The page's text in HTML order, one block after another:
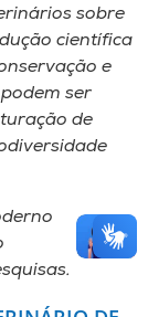
sobre
científica
e
ser
de